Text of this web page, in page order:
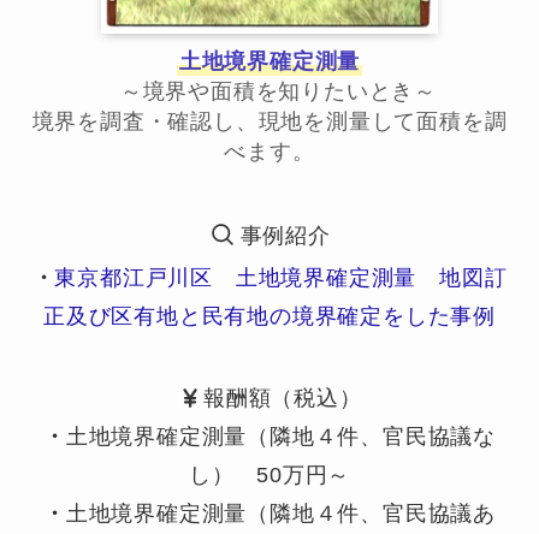
土地境界確定測量
～境界や面積を知りたいとき～
境界を調査・確認し、現地を測量して面積を調
べます。
事例紹介
・東京都江戸川区 土地境界確定測量 地図訂
正及び区有地と民有地の境界確定をした事例
報酬額（税込）
・ 土地境界確定測量（隣地４件、官民協議な
し） 50万円～
・ 土地境界確定測量（隣地４件、官民協議あ